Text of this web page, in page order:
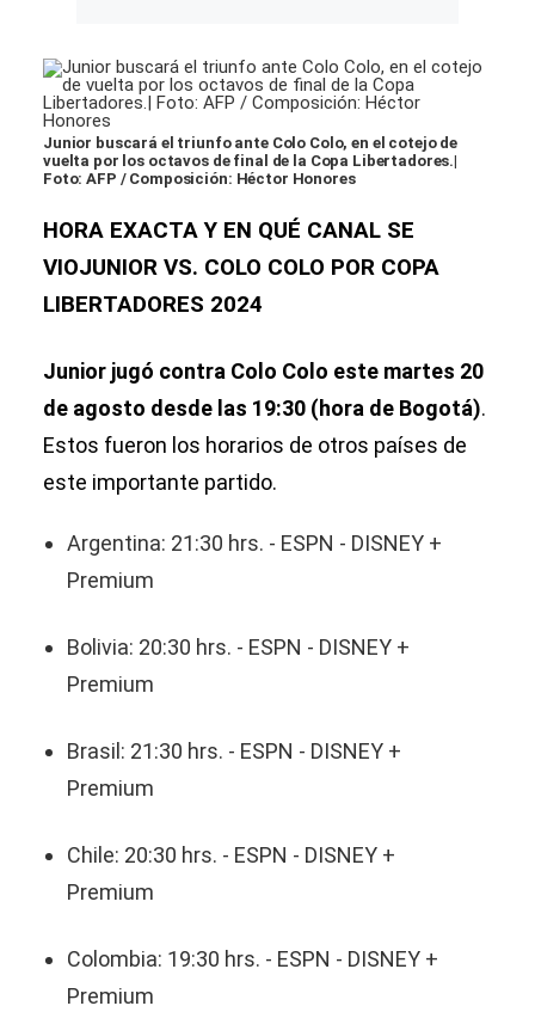
Junior buscará el triunfo ante Colo Colo, en el cotejo de
vuelta por los octavos de final de la Copa Libertadores.|
Foto: AFP / Composición: Héctor Honores
HORA EXACTA Y EN QUÉ CANAL SE
VIOJUNIOR VS. COLO COLO POR COPA
LIBERTADORES 2024
Junior jugó contra Colo Colo este martes 20
de agosto desde las 19:30 (hora de Bogotá).
Estos fueron los horarios de otros países de
este importante partido.
Argentina: 21:30 hrs. - ESPN - DISNEY +
Premium
Bolivia: 20:30 hrs. - ESPN - DISNEY +
Premium
Brasil: 21:30 hrs. - ESPN - DISNEY +
Premium
Chile: 20:30 hrs. - ESPN - DISNEY +
Premium
Colombia: 19:30 hrs. - ESPN - DISNEY +
Premium